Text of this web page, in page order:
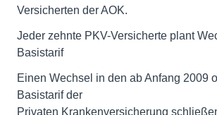
Versicherten der AOK.
Jeder zehnte PKV-Versicherte plant
Basistarif
Einen Wechsel in den ab Anfang 2009
Basistarif der
Privaten Krankenversicherung